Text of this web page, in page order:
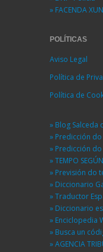
» FACENDA
POLÍTICAS
Aviso Legal
Política de
Política de
» Blog Salceda
» Predicción
» Predicción
» TEMPO
» Previsión do
» Diccionario
» Traductor
» Diccionario
» Enciclopedia
» Busca un
» AGENCIA